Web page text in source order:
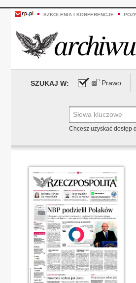
SZKOLENIA I KONFERENCJE
SZUKAJ W: Prawo
Chcesz uzyskać dostęp